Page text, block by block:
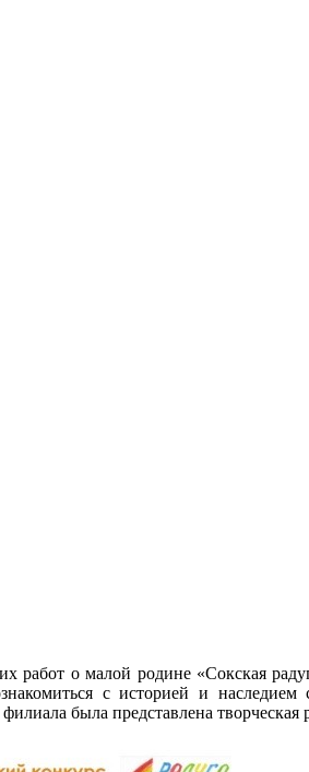
работ о малой родине «Сокская
с историей и
была представлена